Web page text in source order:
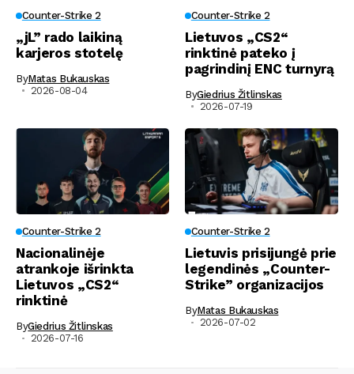
Counter-Strike 2
„jL” rado laikiną
karjeros stotelę
ByMatas Bukauskas
2026-08-04
Counter-Strike 2
Lietuvos „CS2“
rinktinė pateko į
pagrindinį ENC turnyrą
ByGiedrius Žitlinskas
2026-07-19
Counter-Strike 2
Nacionalinėje
atrankoje išrinkta
Lietuvos „CS2“
rinktinė
ByGiedrius Žitlinskas
2026-07-16
Counter-Strike 2
Lietuvis prisijungė prie
legendinės „Counter-
Strike” organizacijos
ByMatas Bukauskas
2026-07-02